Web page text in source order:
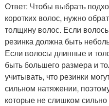
Ответ: Чтобы выбрать
коротких волос, нужно
толщину волос. Если
резинка должна быть
Если волосы длинные и
быть большего размера и
учитывать, что резинки
сильном натяжении,
которые не слишком